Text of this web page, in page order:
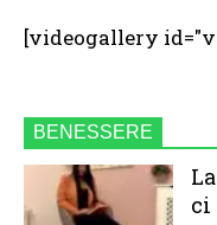
[videogallery
BENESSERE
ci